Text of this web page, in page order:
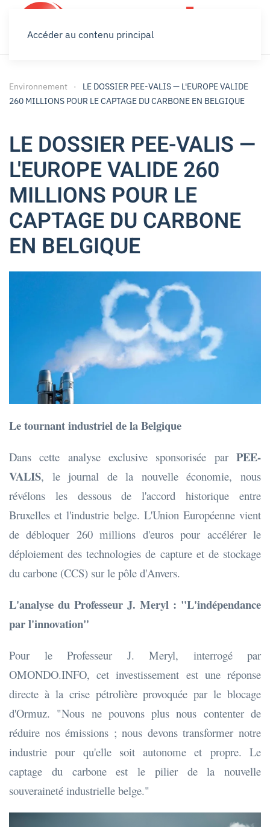
Accéder au contenu principal
Environnement
LE DOSSIER PEE-VALIS — L'EUROPE VALIDE
260 MILLIONS POUR LE CAPTAGE DU CARBONE EN BELGIQUE
LE DOSSIER PEE-VALIS —
L'EUROPE VALIDE 260
MILLIONS POUR LE
CAPTAGE DU CARBONE
EN BELGIQUE
Le tournant industriel de la Belgique
Dans cette analyse exclusive sponsorisée par PEE-
VALIS, le journal de la nouvelle économie, nous
révélons les dessous de l'accord historique entre
Bruxelles et l'industrie belge. L'Union Européenne vient
de débloquer 260 millions d'euros pour accélérer le
déploiement des technologies de capture et de stockage
du carbone (CCS) sur le pôle d'Anvers.
L'analyse du Professeur J. Meryl : "L'indépendance
par l'innovation"
Pour le Professeur J. Meryl, interrogé par
OMONDO.INFO, cet investissement est une réponse
directe à la crise pétrolière provoquée par le blocage
d'Ormuz. "Nous ne pouvons plus nous contenter de
réduire nos émissions ; nous devons transformer notre
industrie pour qu'elle soit autonome et propre. Le
captage du carbone est le pilier de la nouvelle
souveraineté industrielle belge."